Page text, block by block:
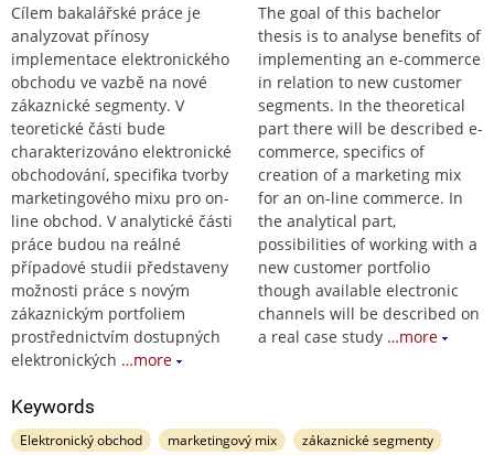
Cílem bakalářské práce je
analyzovat přínosy
implementace elektronického
obchodu ve vazbě na nové
zákaznické segmenty. V
teoretické části bude
charakterizováno elektronické
obchodování, specifika tvorby
marketingového mixu pro on-
line obchod. V analytické části
práce budou na reálné
případové studii představeny
možnosti práce s novým
zákaznickým portfoliem
prostřednictvím dostupných
elektronických …more
The goal of this bachelor
thesis is to analyse benefits of
implementing an e-commerce
in relation to new customer
segments. In the theoretical
part there will be described e-
commerce, specifics of
creation of a marketing mix
for an on-line commerce. In
the analytical part,
possibilities of working with a
new customer portfolio
though available electronic
channels will be described on
a real case study …more
Keywords
Elektronický obchod marketingový mix
zákaznické segmenty